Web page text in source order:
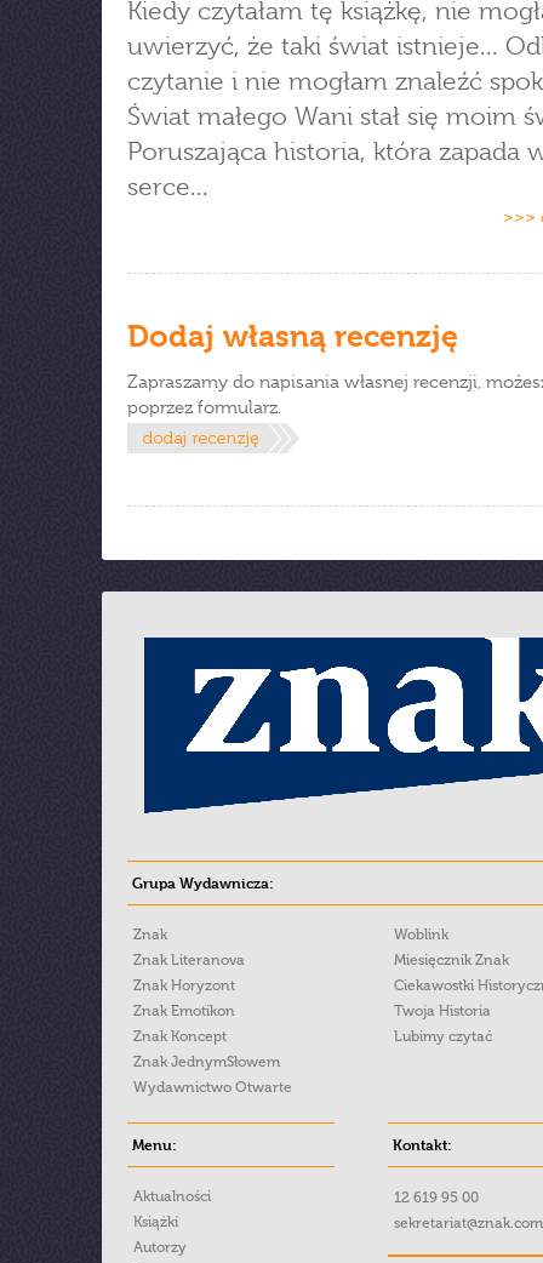
Kiedy czytałam tę książkę, nie
uwierzyć, że taki świat istnieje...
czytanie i nie mogłam znaleźć
Świat małego Wani stał się moim
Poruszająca historia, która zapada
serce...
>>>
Dodaj własną recenzję
Zapraszamy do napisania własnej recenzji,
poprzez formularz.
Grupa Wydawnicza:
Znak
Znak Literanova
Znak Horyzont
Znak Emotikon
Znak Koncept
Znak JednymSłowem
Wydawnictwo Otwarte
Woblink
Miesięcznik Znak
Ciekawostki
Twoja Historia
Lubimy czytać
Menu:
Aktualności
Książki
Autorzy
Kontakt:
12 619 95 00